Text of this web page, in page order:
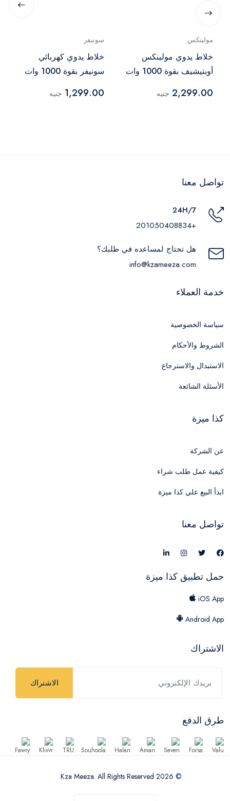
مولينكس
خلاط يدوي مولينكس
أوبتيشيف بقوة 1000 وات
DD6411EG
2,299.00 جنيه
سونيفر
خلاط يدوي كهربائي
سونيفر بقوة 1000 وات
1,299.00 جنيه
تواصل معنا
24H/7
+201050408834
هل تحتاج لمساعده في طلبك؟
info@kzameeza.com
خدمة العملاء
سياسة الخصوصية
الشروط والأحكام
الاستبدال والاسترجاع
الأسئلة الشائعة
كذا ميزة
عن الشركة
كيفية عمل طلب شراء
ابدأ البيع علي كذا ميزة
تواصل معنا
حمل تطبيق كذا ميزة
iOS App
Android App
الاشتراك
الاشتراك
طرق الدفع
© 2026 Kza Meeza. All Rights Reserved